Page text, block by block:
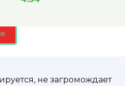
не загромождает